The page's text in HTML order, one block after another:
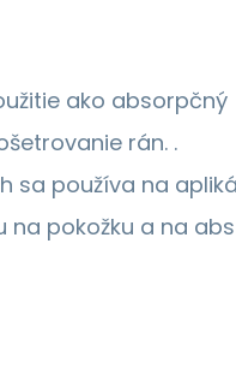
ako absorpčný
rán. .
sa používa na
na pokožku a na